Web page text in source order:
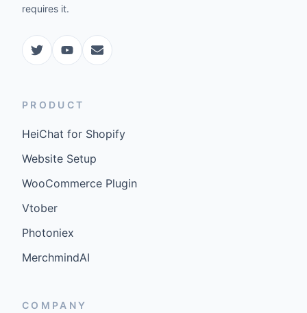
requires it.
PRODUCT
HeiChat for Shopify
Website Setup
WooCommerce Plugin
Vtober
Photoniex
MerchmindAI
COMPANY